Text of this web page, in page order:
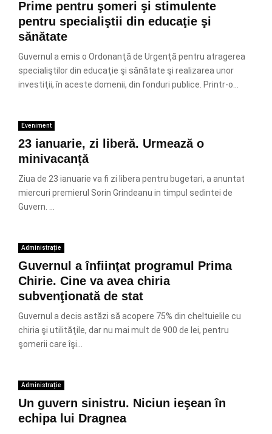
Prime pentru şomeri şi stimulente
pentru specialiştii din educaţie şi
sănătate
Guvernul a emis o Ordonanţă de Urgenţă pentru atragerea
specialiştilor din educaţie şi sănătate şi realizarea unor
investiţii, în aceste domenii, din fonduri publice. Printr-o...
Eveniment
23 ianuarie, zi liberă. Urmează o
minivacanță
Ziua de 23 ianuarie va fi zi libera pentru bugetari, a anuntat
miercuri premierul Sorin Grindeanu in timpul sedintei de
Guvern. ...
Administrație
Guvernul a înfiinţat programul Prima
Chirie. Cine va avea chiria
subvenţionată de stat
Guvernul a decis astăzi să acopere 75% din cheltuielile cu
chiria şi utilităţile, dar nu mai mult de 900 de lei, pentru
şomerii care îşi...
Administrație
Un guvern sinistru. Niciun ieşean în
echipa lui Dragnea